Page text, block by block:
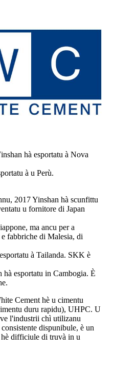
hà esportatu à Nova
à u Perù.
2017 Yinshan hà scunfittu
u fornitore di Japan
ma ancu per a
fabbriche di Malesia, di
à Tailanda. SKK è
esportatu in Cambogia. È
Cement hè u cimentu
duru rapidu), UHPC. U
l'industrii chì utilizanu
dispunibule, è un
difficiule di truvà in u